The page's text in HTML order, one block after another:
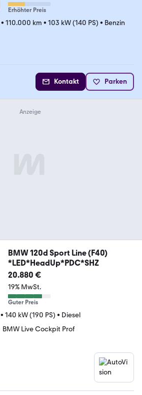
Erhöhter Preis
• 110.000 km • 103 kW (140 PS) • Benzin
Kontakt Parken
BMW 120d Sport Line (F40)
*LED*HeadUp*PDC*SHZ
20.880 €
19% MwSt.
Guter Preis
• 140 kW (190 PS) • Diesel
BMW Live Cockpit Prof